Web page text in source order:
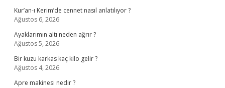
Kur’an-ı Kerim’de cennet nasıl anlatılıyor ?
Ağustos 6, 2026
Ayaklarımın altı neden ağrır ?
Ağustos 5, 2026
Bir kuzu karkas kaç kilo gelir ?
Ağustos 4, 2026
Apre makinesi nedir ?